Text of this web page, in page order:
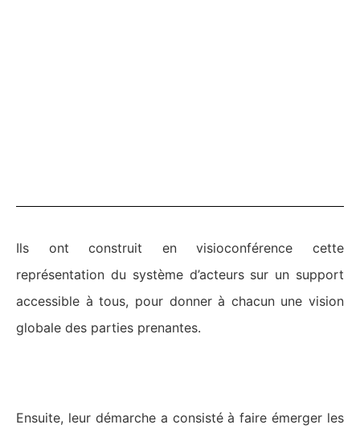
Ils ont construit en visioconférence cette
représentation du système d’acteurs sur un support
accessible à tous, pour donner à chacun une vision
globale des parties prenantes.
Ensuite, leur démarche a consisté à faire émerger les